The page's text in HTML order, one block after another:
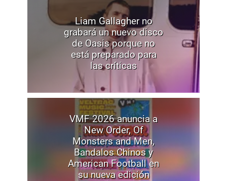
Liam Gallagher no
grabará un nuevo disco
de Oasis porque no
está preparado para
las críticas
VMF 2026 anuncia a
New Order, Of
Monsters and Men,
Bandalos Chinos y
American Football en
su nueva edición